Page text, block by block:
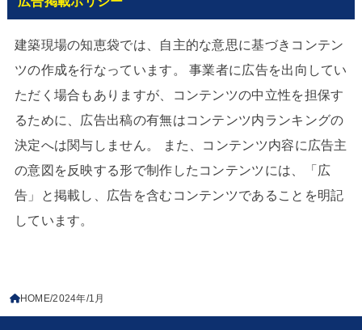
建築現場の知恵袋では、自主的な意思に基づきコンテン
ツの作成を行なっています。 事業者に広告を出向してい
ただく場合もありますが、コンテンツの中立性を担保す
るために、広告出稿の有無はコンテンツ内ランキングの
決定へは関与しません。 また、コンテンツ内容に広告主
の意図を反映する形で制作したコンテンツには、「広
告」と掲載し、広告を含むコンテンツであることを明記
しています。
HOME 2024年 1月